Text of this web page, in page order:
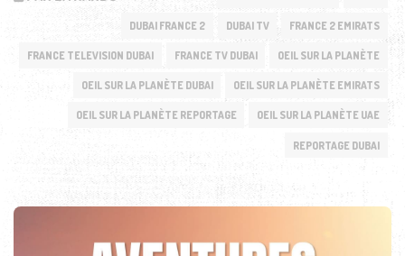
DUBAI FRANCE 2 DUBAI TV FRANCE 2 EMIRATS
FRANCE TELEVISION DUBAI FRANCE TV DUBAI OEIL SUR LA PLANÈTE
OEIL SUR LA PLANÈTE DUBAI OEIL SUR LA PLANÈTE EMIRATS
OEIL SUR LA PLANÈTE REPORTAGE OEIL SUR LA PLANÈTE UAE
REPORTAGE DUBAI